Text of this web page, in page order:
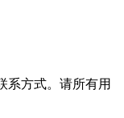
系方式。请所有用